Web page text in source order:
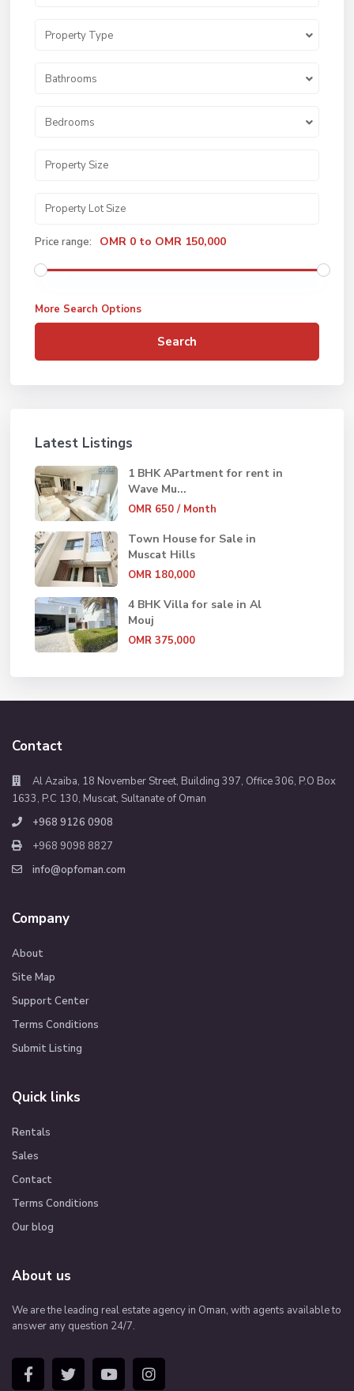
Property Type
Bathrooms
Bedrooms
Price range: OMR 0 to OMR 150,000
More Search Options
Search
Latest Listings
1 BHK APartment for rent in
Wave Mu...
OMR 650/ Month
Town House for Sale in
Muscat Hills
OMR 180,000
4 BHK Villa for sale in Al
Mouj
OMR 375,000
Contact
Al Azaiba, 18 November Street, Building 397, Office 306, P.O Box
1633, P.C 130, Muscat, Sultanate of Oman
+968 9126 0908
+968 9098 8827
info@opfoman.com
Company
About
Site Map
Support Center
Terms Conditions
Submit Listing
Quick links
Rentals
Sales
Contact
Terms Conditions
Our blog
About us
We are the leading real estate agency in Oman, with agents available to
answer any question 24/7.